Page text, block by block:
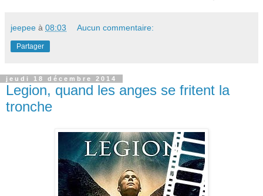
jeepee à 08:03 Aucun commentaire:
Partager
jeudi 18 décembre 2014
Legion, quand les anges se fritent la
tronche